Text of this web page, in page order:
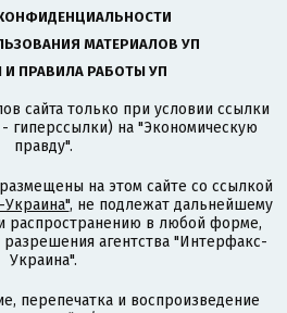
МАТЕРИАЛОВ УП
ПРАВИЛА РАБОТЫ УП
сайта только при условии ссылки
гиперссылки) на "Экономическую
правду".
на этом сайте со ссылкой
, не подлежат дальнейшему
распространению в любой форме,
разрешения агентства "Интерфакс-
Украина".
перепечатка и воспроизведение